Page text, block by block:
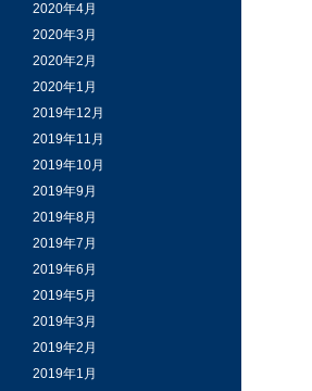
2020年4月
2020年3月
2020年2月
2020年1月
2019年12月
2019年11月
2019年10月
2019年9月
2019年8月
2019年7月
2019年6月
2019年5月
2019年3月
2019年2月
2019年1月